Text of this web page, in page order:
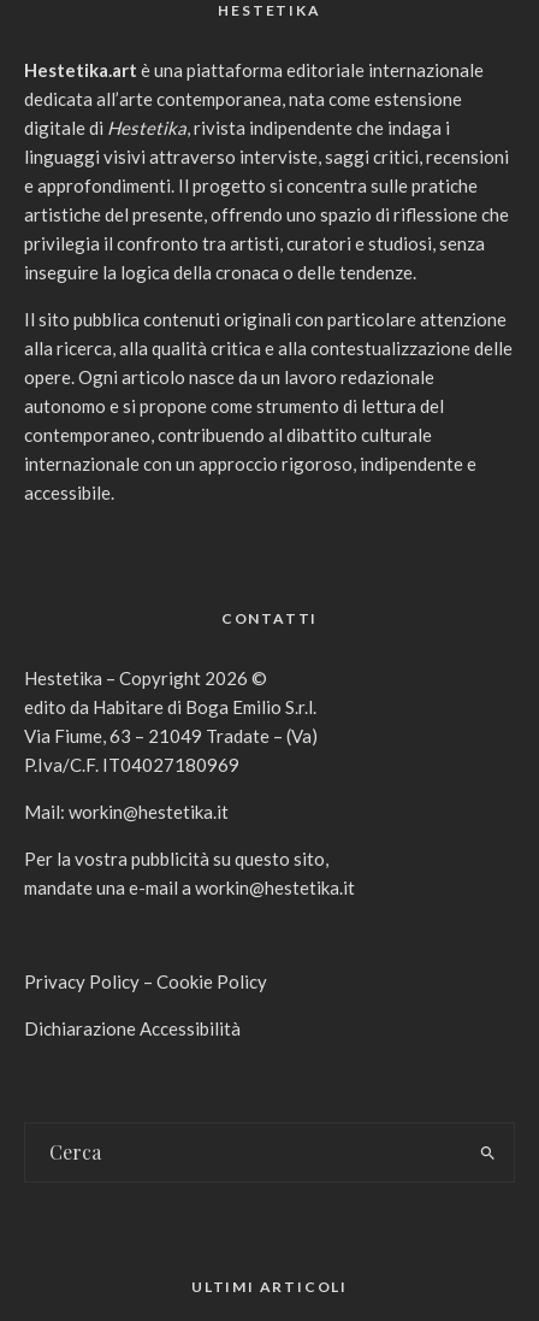
HESTETIKA
Hestetika.art è una piattaforma editoriale internazionale
dedicata all’arte contemporanea, nata come estensione
digitale di Hestetika, rivista indipendente che indaga i
linguaggi visivi attraverso interviste, saggi critici, recensioni
e approfondimenti. Il progetto si concentra sulle pratiche
artistiche del presente, offrendo uno spazio di riflessione che
privilegia il confronto tra artisti, curatori e studiosi, senza
inseguire la logica della cronaca o delle tendenze.
Il sito pubblica contenuti originali con particolare attenzione
alla ricerca, alla qualità critica e alla contestualizzazione delle
opere. Ogni articolo nasce da un lavoro redazionale
autonomo e si propone come strumento di lettura del
contemporaneo, contribuendo al dibattito culturale
internazionale con un approccio rigoroso, indipendente e
accessibile.
CONTATTI
Hestetika – Copyright 2026 ©
edito da Habitare di Boga Emilio S.r.l.
Via Fiume, 63 – 21049 Tradate – (Va)
P.Iva/C.F. IT04027180969
Mail: workin@hestetika.it
Per la vostra pubblicità su questo sito,
mandate una e-mail a workin@hestetika.it
Privacy Policy – Cookie Policy
Dichiarazione Accessibilità
ULTIMI ARTICOLI